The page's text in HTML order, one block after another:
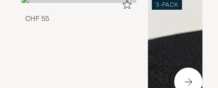
CHF 55
3-PACK